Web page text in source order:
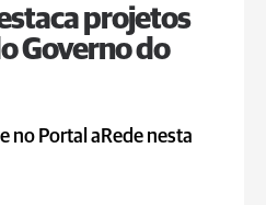
projetos
Governo do
no Portal aRede nesta